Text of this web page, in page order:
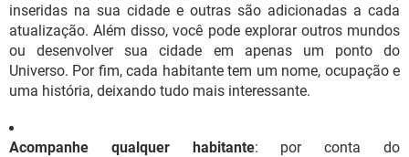
inseridas na sua cidade e outras são adicionadas a cada
atualização. Além disso, você pode explorar outros mundos
ou desenvolver sua cidade em apenas um ponto do
Universo. Por fim, cada habitante tem um nome, ocupação e
uma história, deixando tudo mais interessante.
Acompanhe qualquer habitante: por conta do